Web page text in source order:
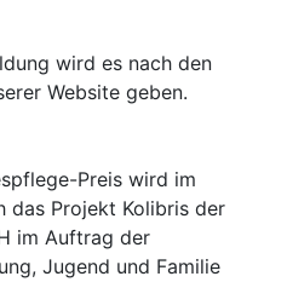
wird es nach den
Website geben.
Preis wird im
das Projekt Kolibris der
im Auftrag der
Jugend und Familie